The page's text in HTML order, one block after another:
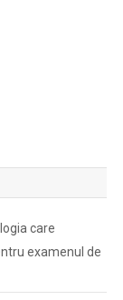
care
examenul de